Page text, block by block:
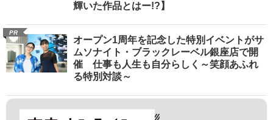
輝いた作品とはー!?】
PR
オープン1周年を記念した特別イベントがサ
ムソナイト・ブラックレーベル銀座店で開
催 仕事も人生も自分らしく～笑顔あふれ
る特別対談～